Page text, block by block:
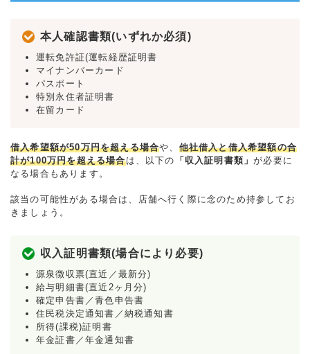
本人確認書類(いずれか必須)
運転免許証(運転経歴証明書
マイナンバーカード
パスポート
特別永住者証明書
在留カード
借入希望額が50万円を超える場合や、 他社借入と借入希望額の合
計が100万円を超える場合は、以下の 「収入証明書類」が必要に
なる場合もあります。
該当の可能性がある場合は、店舗へ行く際に念のため持参してお
きましょう。
収入証明書類(場合により必要)
源泉徴収票(直近／最新分)
給与明細書(直近2ヶ月分)
確定申告書／青色申告書
住民税決定通知書／納税通知書
所得(課税)証明書
年金証書／年金通知書